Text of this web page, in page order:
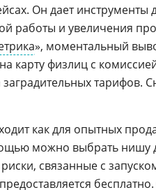
Он дает инструменты
работы и увеличения
», моментальный
карту физлиц с
тарифов.
как для опытных
можно выбрать нишу
риски, связанные с